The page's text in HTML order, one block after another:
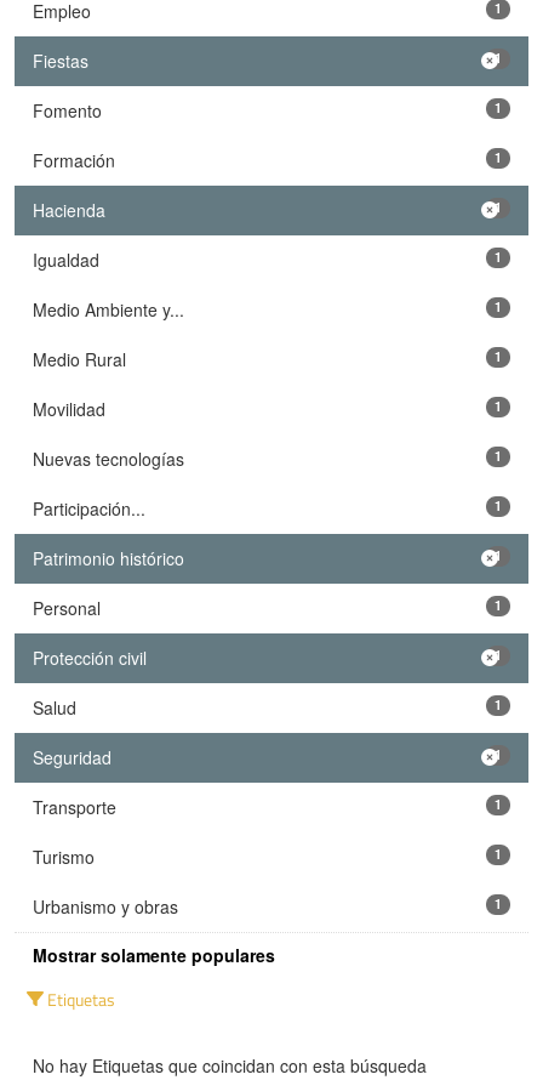
Empleo 1
Fiestas 1
Fomento 1
Formación 1
Hacienda 1
Igualdad 1
Medio Ambiente y... 1
Medio Rural 1
Movilidad 1
Nuevas tecnologías 1
Participación... 1
Patrimonio histórico 1
Personal 1
Protección civil 1
Salud 1
Seguridad 1
Transporte 1
Turismo 1
Urbanismo y obras 1
Mostrar solamente populares
Etiquetas
No hay Etiquetas que coincidan con esta búsqueda